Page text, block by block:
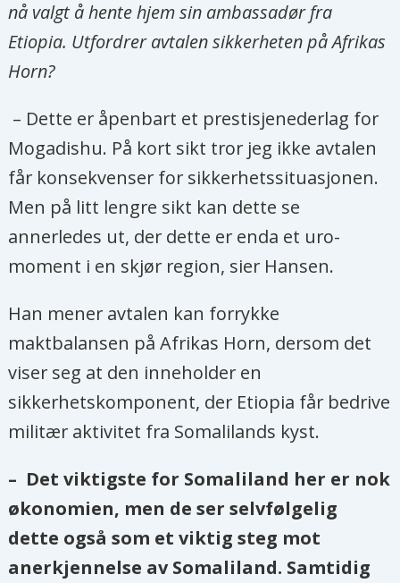
nå valgt å hente hjem sin ambassadør fra
Etiopia. Utfordrer avtalen sikkerheten på Afrikas
Horn?
– Dette er åpenbart et prestisjenederlag for
Mogadishu. På kort sikt tror jeg ikke avtalen
får konsekvenser for sikkerhetssituasjonen.
Men på litt lengre sikt kan dette se
annerledes ut, der dette er enda et uro-
moment i en skjør region, sier Hansen.
Han mener avtalen kan forrykke
maktbalansen på Afrikas Horn, dersom det
viser seg at den inneholder en
sikkerhetskomponent, der Etiopia får bedrive
militær aktivitet fra Somalilands kyst.
– Det viktigste for Somaliland her er nok
økonomien, men de ser selvfølgelig
dette også som et viktig steg mot
anerkjennelse av Somaliland. Samtidig